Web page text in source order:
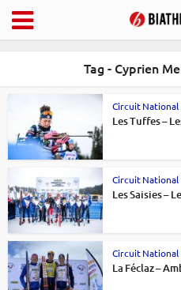
Tag - Cyprien
Circuit National
Les Tuffes –
Circuit National
Les Saisies –
Circuit National
La Féclaz –